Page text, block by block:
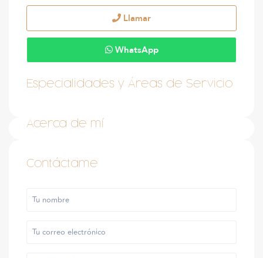
Llamar
WhatsApp
Especialidades y Áreas de Servicio
Acerca de mí
Contáctame